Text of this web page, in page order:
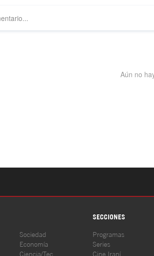
SECCIONES
Sociedad
Economía
Ciencia/Tec
Programas
Series
Cine Iraní